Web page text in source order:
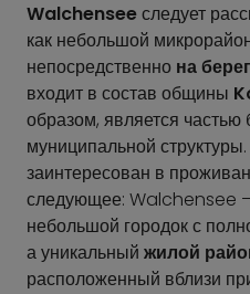
Walchenseeследует
как небольшой
непосредственно на
входит в состав общины
образом, является частью
муниципальной
заинтересован в
следующее: Walchensee
небольшой городок с
а уникальный жилой
расположенный вблизи